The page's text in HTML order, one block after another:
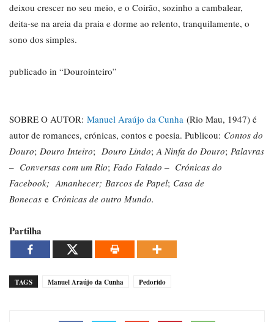
deixou crescer no seu meio, e o Coirão, sozinho a cambalear,
deita-se na areia da praia e dorme ao relento, tranquilamente, o
sono dos simples.
publicado in “Dourointeiro”
SOBRE O AUTOR: Manuel Araújo da Cunha (Rio Mau, 1947) é
autor de romances, crónicas, contos e poesia. Publicou: Contos do
Douro; Douro Inteiro; Douro Lindo;A Ninfa do Douro; Palavras
– Conversas com um Rio; Fado Falado – Crónicas do
Facebook; Amanhecer; Barcos de Papel; Casa de
Bonecas e Crónicas de outro Mundo.
Partilha
TAGS Manuel Araújo da Cunha Pedorido